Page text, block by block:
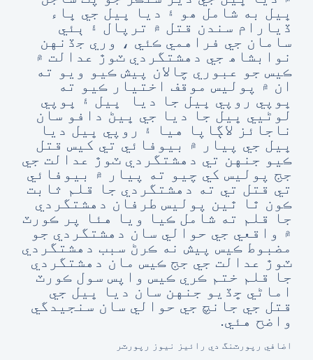
ڀيل به شامل ھو ۽ ديا ڀيل جي ڀاء
ڏيارام سندن قتل ۾ ترپال ۽ ٻئي
سامان جي فراهمي ڪئي ، وري جڏنهن
نوابشاھ جي دهشتگردي ٽوڙ عدالت ۾
ڪيس جو عبوري چالان پيش ڪيو ويو ته
ان ۾ پوليس موقف اختيار ڪيو ته
ڀوپي روپي ڀيل جا ديا ڀيل ۽ ڀوپي
لوڻيي ڀيل جا ديا جي ڀيڻ دافو سان
ناجائز لاڳاپا هيا ۽ روپي ڀيل ديا
ڀيل جي پيار ۾ بيوفائي تي کيس قتل
ڪيو جنهن تي دهشتگردي ٽوڙ عدالت جي
جج پوليس کي چيو ته پيار ۾ بيوفائي
تي قتل تي ته دهشتگردي جا قلم ثابت
ڪون ٿا ٿين پوليس طرفان دهشتگردي
جا قلم ته شامل ڪيا ويا هئا پر ڪورٽ
۾ واقعي جي حوالي سان دهشتگردي جو
مضبوط ڪيس پيش نه ڪرڻ سبب دهشتگردي
ٽوڙ عدالت جي جج ڪيس مان دهشتگردي
جا قلم ختم ڪري ڪيس واپس سول ڪورٽ
اماڻي ڇڏيو جنهن سان ديا ڀيل جي
قتل جي جانچ جي حوالي سان سنجيدگي
واضح هئي.
اضافي رپورٽنگ دي رائيز نيوز رپورٽر